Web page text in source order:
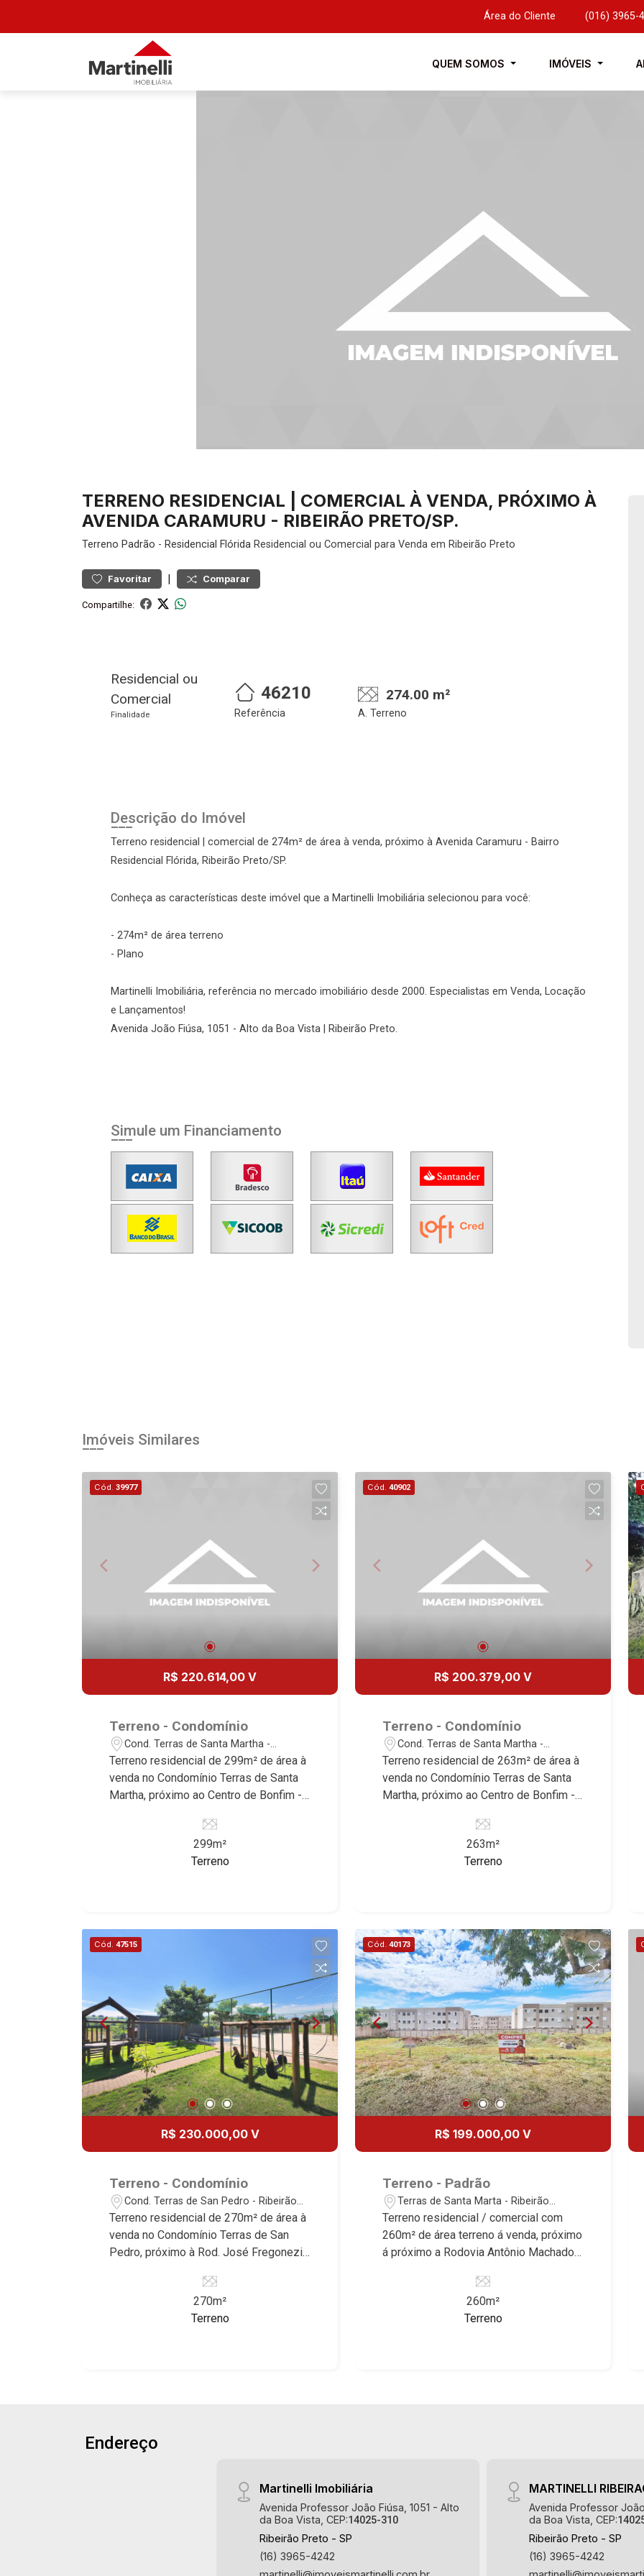
Área do Cliente (016) 3965-
QUEM SOMOS IMÓVEIS
TERRENO RESIDENCIAL | COMERCIAL À VENDA, PRÓXIMO À
AVENIDA CARAMURU - RIBEIRÃO PRETO/SP.
Terreno Padrão - Residencial Flórida Residencial ou Comercial para Venda em Ribeirão Preto
Favoritar | Comparar
Compartilhe:
Residencial ou
Comercial
Finalidade
46210
Referência
274.00 m²
A. Terreno
Descrição do Imóvel
Terreno residencial | comercial de 274m² de área à venda, próximo à Avenida Caramuru - Bairro
Residencial Flórida, Ribeirão Preto/SP.
Conheça as características deste imóvel que a Martinelli Imobiliária selecionou para você:
- 274m² de área terreno
- Plano
Martinelli Imobiliária, referência no mercado imobiliário desde 2000. Especialistas em Venda, Locação
e Lançamentos!
Avenida João Fiúsa, 1051 - Alto da Boa Vista | Ribeirão Preto.
Simule um Financiamento
07/08/2026
Cadastre-se
Imóveis Similares
Cód. 39977
R$ 220.614,00 V
Terreno - Condomínio
Cond. Terras de Santa Martha -
Ribeirão Preto/SP
Terreno residencial de 299m² de área à
venda no Condomínio Terras de Santa
Martha, próximo ao Centro de Bonfim -
deste imóvel que a Martinelli
Imobiliária selecionou para você: -
mercado imobiliário desde 2000!
Avenida João Fiúsa, 1051 - Alto da Boa
299m²
Terreno
Cód. 40902
R$ 200.379,00 V
Terreno - Condomínio
Cond. Terras de Santa Martha -
Ribeirão Preto/SP
Terreno residencial de 263m² de área à
venda no Condomínio Terras de Santa
Martha, próximo ao Centro de Bonfim -
deste imóvel que a Martinelli
Imobiliária selecionou para você: -
mercado imobiliário desde 2000!
Avenida João Fiúsa, 1051 - Alto da Boa
Vista | Ribeirão Preto.
263m²
Terreno
Cód. 47515
R$ 230.000,00 V
Terreno - Condomínio
Cond. Terras de San Pedro - Ribeirão
Preto/SP
Terreno residencial de 270m² de área à
venda no Condomínio Terras de San
Pedro, próximo à Rod. José Fregonezi -
características deste imóvel que a
Martinelli Imobiliária selecionou para
270m²
Terreno
Cód. 40173
R$ 199.000,00 V
Terreno - Padrão
Terras de Santa Marta - Ribeirão
Preto/SP
Terreno residencial / comercial com
260m² de área terreno á venda, próximo
á próximo a Rodovia Antônio Machado
Marta, Ribeirão Preto/SP. Conheça as
características deste imóvel que a
Martinelli Imobiliária selecionou para
reconhecidos por sua segurança,
infraestrutura e qualidade de vida
maior prestígio da região, como: Alto da
Boa Vista, Jardim Botânico, Jardim
260m²
Terreno
Endereço
Martinelli Imobiliária
Avenida Professor João Fiúsa, 1051 - Alto
da Boa Vista, CEP:14025-310
Ribeirão Preto - SP
(16) 3965-4242
MARTINELLI
Avenida Professor
da Boa Vista, CEP:
Ribeirão Preto - SP
(16) 3965-4242